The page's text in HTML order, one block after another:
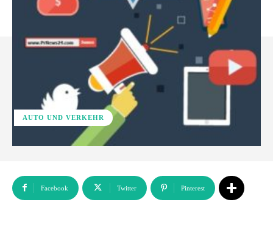
AUTO UND VERKEHR
Facebook Twitter Pinterest